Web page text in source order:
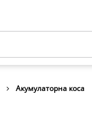
Акумулаторна коса